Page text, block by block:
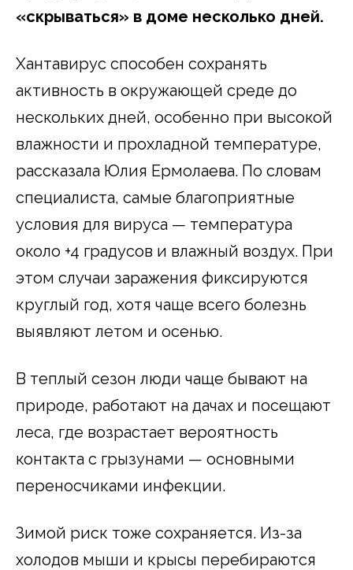
«скрываться» в доме несколько дней.
Хантавирус способен сохранять
активность в окружающей среде до
нескольких дней, особенно при высокой
влажности и прохладной температуре,
рассказала Юлия Ермолаева. По словам
специалиста, самые благоприятные
условия для вируса — температура
около +4 градусов и влажный воздух. При
этом случаи заражения фиксируются
круглый год, хотя чаще всего болезнь
выявляют летом и осенью.
В теплый сезон люди чаще бывают на
природе, работают на дачах и посещают
леса, где возрастает вероятность
контакта с грызунами — основными
переносчиками инфекции.
Зимой риск тоже сохраняется. Из-за
холодов мыши и крысы перебираются